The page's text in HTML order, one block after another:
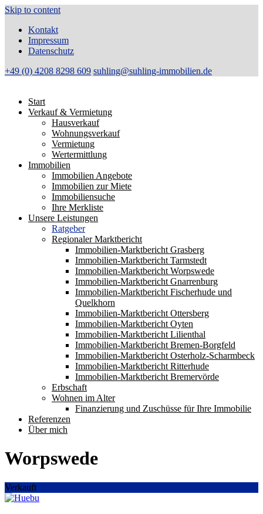
Skip to content
Kontakt
Impressum
Datenschutz
+49 (0) 4208 8298 609 suhling@suhling-immobilien.de
Start
Verkauf & Vermietung
Hausverkauf
Wohnungsverkauf
Vermietung
Wertermittlung
Immobilien
Immobilien Angebote
Immobilien zur Miete
Immobiliensuche
Ihre Merkliste
Unsere Leistungen
Ratgeber
Regionaler Marktbericht
Immobilien-Marktbericht Grasberg
Immobilien-Marktbericht Tarmstedt
Immobilien-Marktbericht Worpswede
Immobilien-Marktbericht Gnarrenburg
Immobilien-Marktbericht Fischerhude und
Quelkhorn
Immobilien-Marktbericht Ottersberg
Immobilien-Marktbericht Oyten
Immobilien-Marktbericht Lilienthal
Immobilien-Marktbericht Bremen-Borgfeld
Immobilien-Marktbericht Osterholz-Scharmbeck
Immobilien-Marktbericht Ritterhude
Immobilien-Marktbericht Bremervörde
Erbschaft
Wohnen im Alter
Finanzierung und Zuschüsse für Ihre Immobilie
Referenzen
Über mich
Worpswede
Verkauft